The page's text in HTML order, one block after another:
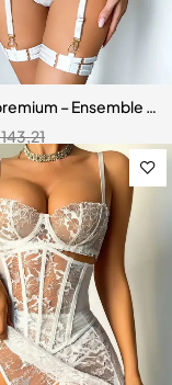
porte-jarretelles et
– Ensemble
143,21